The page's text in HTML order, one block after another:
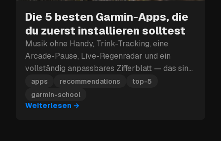
Die 5 besten Garmin-Apps, die
du zuerst installieren solltest
Musik ohne Handy, Trink-Tracking, eine
Arcade-Pause, Live-Regenradar und ein
vollständig anpassbares Zifferblatt — das sind
die fünf Garmin-Apps, die du zuerst
installieren solltest.
apps recommendations
top-5
garmin-school
Weiterlesen →